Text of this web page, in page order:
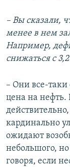
– Вы сказали,
менее в нем
Например,
снижаться с
– Они все-
цена на нефть.
кардинально
ожидают
небольшого,
говоря, если